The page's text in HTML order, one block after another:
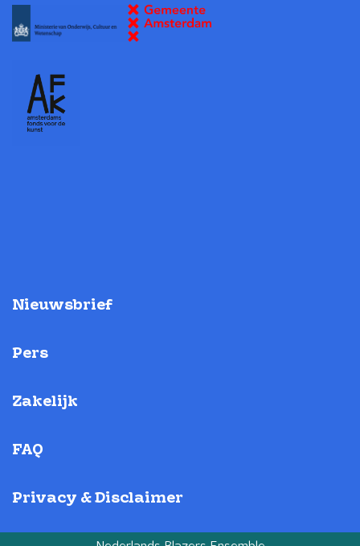
Nieuwsbrief
Pers
Zakelijk
FAQ
Privacy & Disclaimer